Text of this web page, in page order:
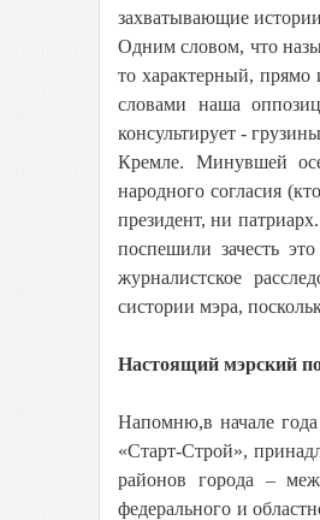
захватывающие
Одним словом, что
то характерный,
словами наша
консультирует -
Кремле. Минувшей
народного согласия
президент, ни
поспешили зачесть
журналистское
систории мэра,
Настоящий мэрский
Напомню,в начале
«Старт-Строй»,
районов города –
федерального и